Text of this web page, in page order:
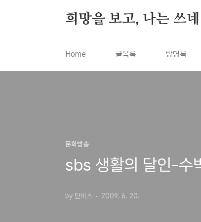
희망을 보고, 나는 쓰네
Home 글목록 방명록
문화방송
sbs 생활의 달인-수
by 단비스 2009. 6. 20.